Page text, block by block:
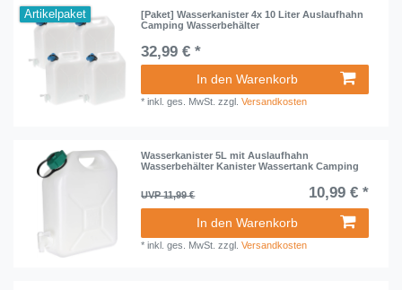
Artikelpaket
[Paket] Wasserkanister 4x 10 Liter Auslaufhahn
Camping Wasserbehälter
32,99 € *
In den Warenkorb
*inkl. ges. MwSt. zzgl.Versandkosten
Wasserkanister 5L mit Auslaufhahn
Wasserbehälter Kanister Wassertank Camping
UVP 11,99 € 10,99 € *
In den Warenkorb
*inkl. ges. MwSt. zzgl.Versandkosten